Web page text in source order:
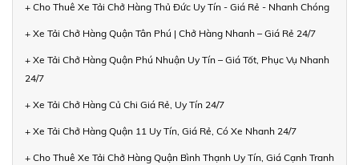
+ Cho Thuê Xe Tải Chở Hàng Thủ Đức Uy Tín - Giá Rẻ - Nhanh Chóng
+ Xe Tải Chở Hàng Quận Tân Phú | Chở Hàng Nhanh – Giá Rẻ 24/7
+ Xe Tải Chở Hàng Quận Phú Nhuận Uy Tín – Giá Tốt, Phục Vụ Nhanh
24/7
+ Xe Tải Chở Hàng Củ Chi Giá Rẻ, Uy Tín 24/7
+ Xe Tải Chở Hàng Quận 11 Uy Tín, Giá Rẻ, Có Xe Nhanh 24/7
+ Cho Thuê Xe Tải Chở Hàng Quận Bình Thạnh Uy Tín, Giá Cạnh Tranh